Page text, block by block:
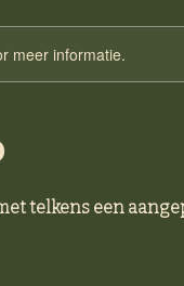
meer informatie.
telkens een